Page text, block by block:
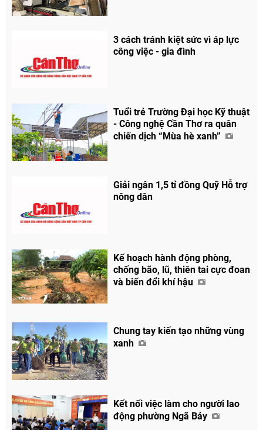
3 cách tránh kiệt sức vì áp lực
công việc - gia đình
Tuổi trẻ Trường Đại học Kỹ thuật
- Công nghệ Cần Thơ ra quân
chiến dịch “Mùa hè xanh”
Giải ngân 1,5 tỉ đồng Quỹ Hỗ trợ
nông dân
Kế hoạch hành động phòng,
chống bão, lũ, thiên tai cực đoan
và biến đổi khí hậu
Chung tay kiến tạo những vùng
xanh
Kết nối việc làm cho người lao
động phường Ngã Bảy